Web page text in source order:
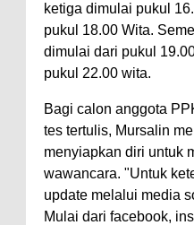
ketiga dimulai pukul
pukul 18.00 Wita.
dimulai dari pukul
pukul 22.00 wita.
Bagi calon anggota
tes tertulis, Mursalin
menyiapkan diri untuk
wawancara. "Untuk
update melalui media
Mulai dari facebook,